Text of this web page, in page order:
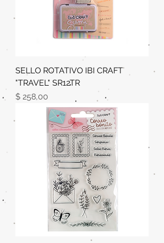
SELLO ROTATIVO IBI CRAFT
"TRAVEL" SR12TR
Precio
$ 258,00